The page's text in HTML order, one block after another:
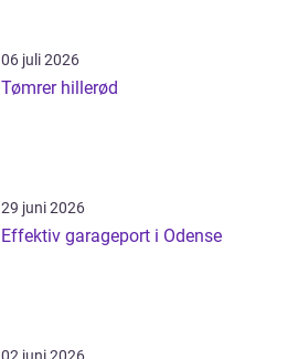
06 juli 2026
Tømrer hillerød
29 juni 2026
Effektiv garageport i Odense